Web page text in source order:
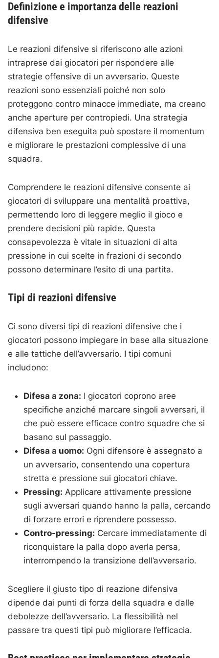
Definizione e importanza delle reazioni
difensive
Le reazioni difensive si riferiscono alle azioni
intraprese dai giocatori per rispondere alle
strategie offensive di un avversario. Queste
reazioni sono essenziali poiché non solo
proteggono contro minacce immediate, ma creano
anche aperture per contropiedi. Una strategia
difensiva ben eseguita può spostare il momentum
e migliorare le prestazioni complessive di una
squadra.
Comprendere le reazioni difensive consente ai
giocatori di sviluppare una mentalità proattiva,
permettendo loro di leggere meglio il gioco e
prendere decisioni più rapide. Questa
consapevolezza è vitale in situazioni di alta
pressione in cui scelte in frazioni di secondo
possono determinare l’esito di una partita.
Tipi di reazioni difensive
Ci sono diversi tipi di reazioni difensive che i
giocatori possono impiegare in base alla situazione
e alle tattiche dell’avversario. I tipi comuni
includono:
Difesa a zona: I giocatori coprono aree
specifiche anziché marcare singoli avversari, il
che può essere efficace contro squadre che si
basano sul passaggio.
Difesa a uomo: Ogni difensore è assegnato a
un avversario, consentendo una copertura
stretta e pressione sui giocatori chiave.
Pressing: Applicare attivamente pressione
sugli avversari quando hanno la palla, cercando
di forzare errori e riprendere possesso.
Contro-pressing: Cercare immediatamente di
riconquistare la palla dopo averla persa,
interrompendo la transizione dell’avversario.
Scegliere il giusto tipo di reazione difensiva
dipende dai punti di forza della squadra e dalle
debolezze dell’avversario. La flessibilità nel
passare tra questi tipi può migliorare l’efficacia.